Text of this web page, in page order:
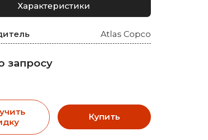
Характеристики
Atlas Copco
запросу
Купить